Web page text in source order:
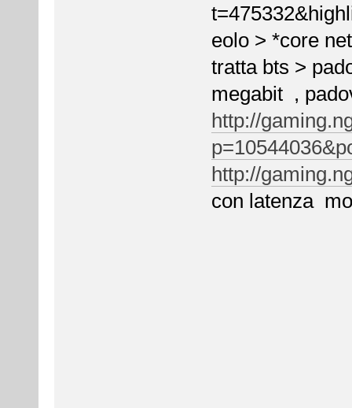
eolo > *core
tratta bts >
megabit ,
http://
http://
con